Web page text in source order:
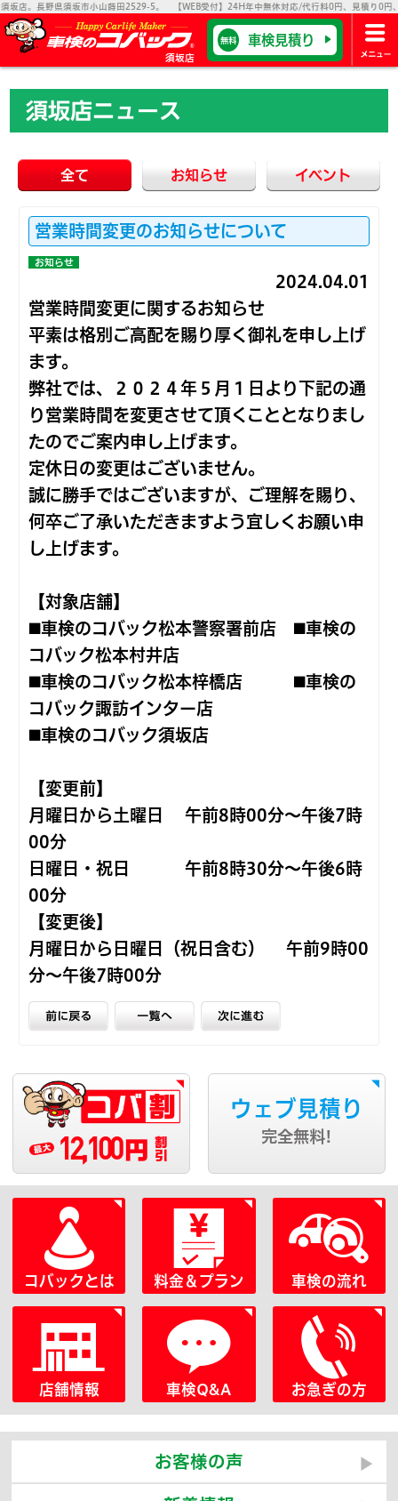
。長野県須坂市小山蒔田2529-5。 【WEB受付】24H年中無休対応/代行料0円、見積り0円、代
須坂店
無料 車検見積り
須坂店ニュース
全て お知らせ イベント
営業時間変更のお知らせについて
お知らせ
2024.04.01
営業時間変更に関するお知らせ
平素は格別ご高配を賜り厚く御礼を申し上げ
ます。
弊社では、２０２４年５月１日より下記の通
り営業時間を変更させて頂くこととなりまし
たのでご案内申し上げます。
定休日の変更はございません。
誠に勝手ではございますが、ご理解を賜り、
何卒ご了承いただきますよう宜しくお願い申
し上げます。
【対象店舗】
◼️車検のコバック松本警察署前店 ◼️車検の
コバック松本村井店
◼️車検のコバック松本梓橋店 ◼️車検の
コバック諏訪インター店
◼️車検のコバック須坂店
【変更前】
月曜日から土曜日 午前8時00分～午後7時
00分
日曜日・祝日 午前8時30分～午後6時
00分
【変更後】
月曜日から日曜日（祝日含む） 午前9時00
分～午後7時00分
12,100 円
ウェブ見積り
完全無料!
コバックとは 料金＆プラン 車検の流れ
店舗情報 車検Q&A お急ぎの方
お客様の声